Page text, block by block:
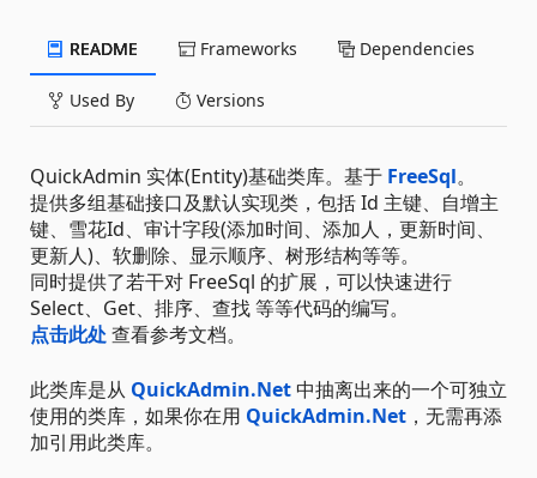
README Frameworks Dependencies
Used By Versions
QuickAdmin 实体(Entity)基础类库。基于 FreeSql。
提供多组基础接口及默认实现类，包括 Id 主键、自增主
键、雪花Id、审计字段(添加时间、添加人，更新时间、
更新人)、软删除、显示顺序、树形结构等等。
同时提供了若干对 FreeSql 的扩展，可以快速进行
Select、Get、排序、查找 等等代码的编写。
点击此处查看参考文档。
此类库是从 QuickAdmin.Net中抽离出来的一个可独立
使用的类库，如果你在用 QuickAdmin.Net ，无需再添
加引用此类库。